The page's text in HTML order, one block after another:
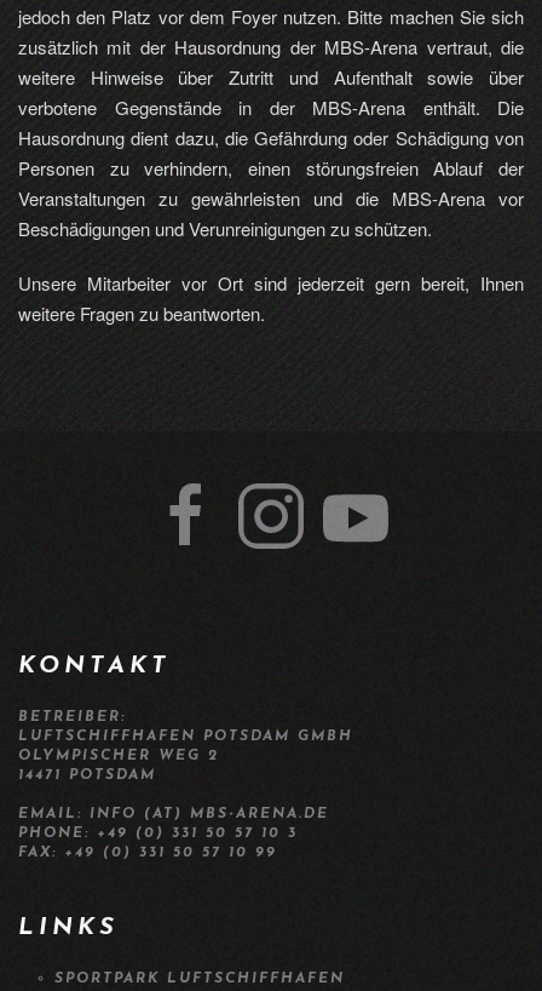
jedoch den Platz vor dem Foyer nutzen. Bitte machen Sie sich
zusätzlich mit der Hausordnung der MBS-Arena vertraut, die
weitere Hinweise über Zutritt und Aufenthalt sowie über
verbotene Gegenstände in der MBS-Arena enthält. Die
Hausordnung dient dazu, die Gefährdung oder Schädigung von
Personen zu verhindern, einen störungsfreien Ablauf der
Veranstaltungen zu gewährleisten und die MBS-Arena vor
Beschädigungen und Verunreinigungen zu schützen.
Unsere Mitarbeiter vor Ort sind jederzeit gern bereit, Ihnen
weitere Fragen zu beantworten.
KONTAKT
BETREIBER:
LUFTSCHIFFHAFEN POTSDAM GMBH
OLYMPISCHER WEG 2
14471 POTSDAM
EMAIL: INFO (AT) MBS-ARENA.DE
PHONE: +49 (0) 331 50 57 10 3
FAX: +49 (0) 331 50 57 10 99
LINKS
SPORTPARK LUFTSCHIFFHAFEN